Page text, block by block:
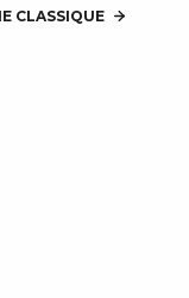
CLASSIQUE